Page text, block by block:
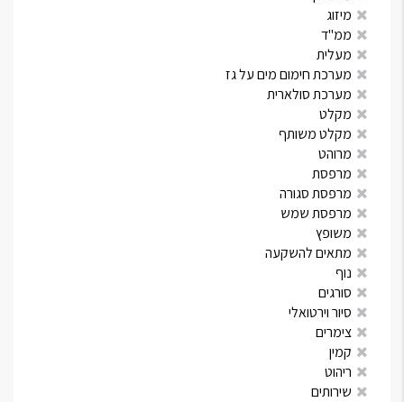
מיזוג
ממ"ד
מעלית
מערכת חימום מים על גז
מערכת סולארית
מקלט
מקלט משותף
מרוהט
מרפסת
מרפסת סגורה
מרפסת שמש
משופץ
מתאים להשקעה
נוף
סורגים
סיור וירטואלי
צימרים
קמין
ריהוט
שירותים